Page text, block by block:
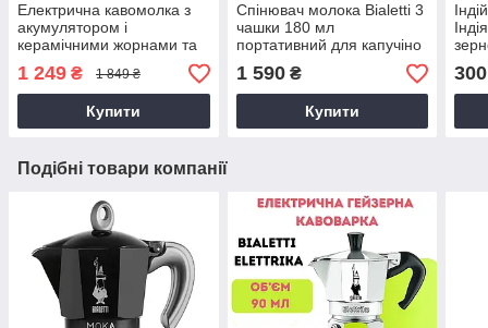
Електрична кавомолка з
акумулятором і
керамічними жорнами та
регулюванням рівня
помолу на корпусі Чорна
портативна для дому
1 249 ₴ 1 849 ₴
Купити
Спінювач молока Bialetti 3
чашки 180 мл
портативний для капучіно
ручний капучінатор міні-
міксер для кави
1 590₴
Купити
300
Подібні товари компанії